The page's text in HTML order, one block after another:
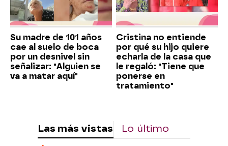
Su madre de 101 años
cae al suelo de boca
por un desnivel sin
señalizar: "Alguien se
va a matar aquí"
Cristina no entiende
por qué su hijo quiere
echarla de la casa que
le regaló: "Tiene que
ponerse en
tratamiento"
Las más vistas Lo último